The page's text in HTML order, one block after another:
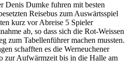
Denis Dumke fuhren mit besten
Reisebus zum Auswärtsspiel
kurz vor Abreise 5 Spieler
ab, so dass sich die Rot-Weissen
zum Tabellenführer machen mussten.
schafften es die Werneuchener
zur Aufwärmzeit bis in die Halle am